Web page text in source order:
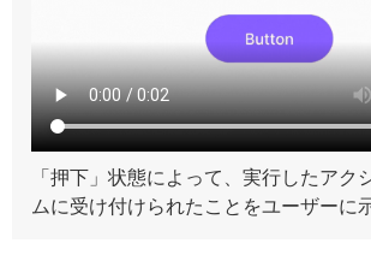
「押下」状態によって、実行したアク
ムに受け付けられたことをユーザーに示